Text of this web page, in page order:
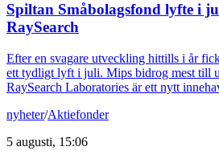
Spiltan Småbolagsfond lyfte i
RaySearch
Efter en svagare utveckling hittills i år
ett tydligt lyft i juli. Mips bidrog mest till
RaySearch Laboratories är ett nytt
nyheter/Aktiefonder
5 augusti, 15:06